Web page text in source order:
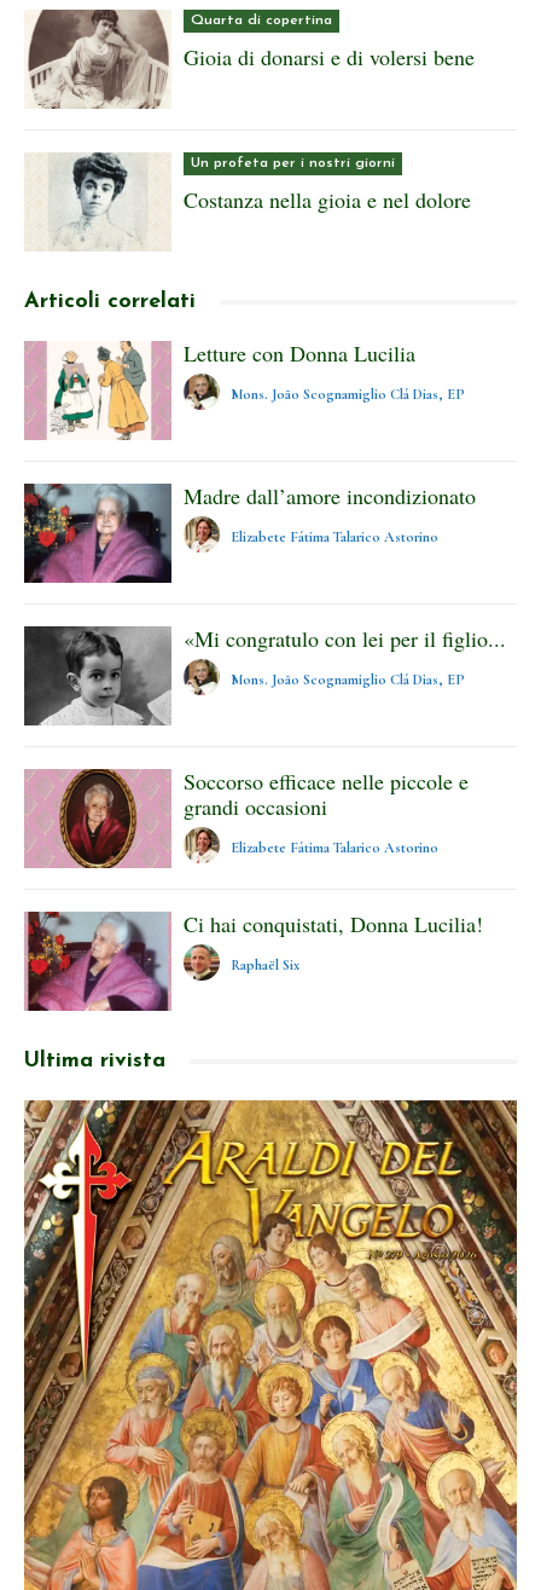
Quarta di copertina
Gioia di donarsi e di volersi bene
Un profeta per i nostri giorni
Costanza nella gioia e nel dolore
Articoli correlati
Letture con Donna Lucilia
Mons. João Scognamiglio Clá Dias, EP
Madre dall’amore incondizionato
Elizabete Fátima Talarico Astorino
«Mi congratulo con lei per il figlio...
Mons. João Scognamiglio Clá Dias, EP
Soccorso efficace nelle piccole e
grandi occasioni
Elizabete Fátima Talarico Astorino
Ci hai conquistati, Donna Lucilia!
Raphaël Six
Ultima rivista